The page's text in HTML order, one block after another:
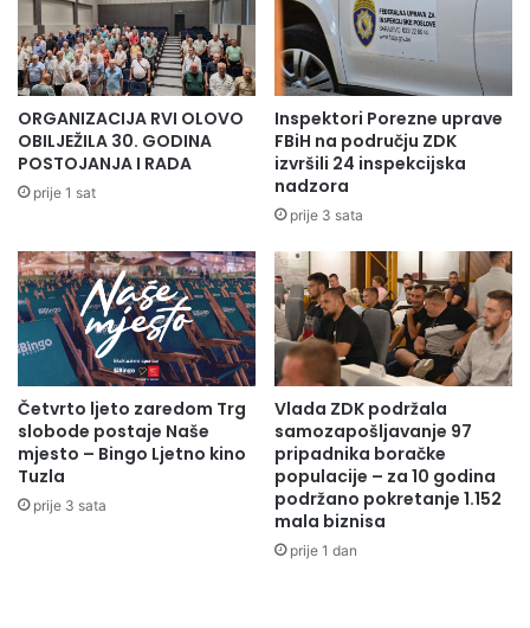
ORGANIZACIJA RVI OLOVO
OBILJEŽILA 30. GODINA
POSTOJANJA I RADA
prije 1 sat
Inspektori Porezne uprave
FBiH na području ZDK
izvršili 24 inspekcijska
nadzora
prije 3 sata
Četvrto ljeto zaredom Trg
slobode postaje Naše
mjesto – Bingo Ljetno kino
Tuzla
prije 3 sata
Vlada ZDK podržala
samozapošljavanje 97
pripadnika boračke
populacije – za 10 godina
podržano pokretanje 1.152
mala biznisa
prije 1 dan